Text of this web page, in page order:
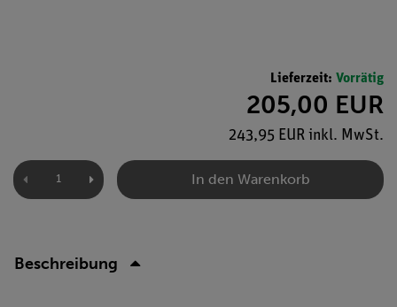
Lieferzeit: Vorrätig
205,00 EUR
243,95 EUR inkl. MwSt.
In den Warenkorb
Beschreibung